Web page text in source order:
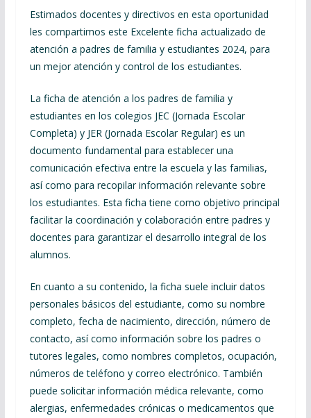
Estimados docentes y directivos en esta oportunidad
les compartimos este Excelente ficha actualizado de
atención a padres de familia y estudiantes 2024, para
un mejor atención y control de los estudiantes.
La ficha de atención a los padres de familia y
estudiantes en los colegios JEC (Jornada Escolar
Completa) y JER (Jornada Escolar Regular) es un
documento fundamental para establecer una
comunicación efectiva entre la escuela y las familias,
así como para recopilar información relevante sobre
los estudiantes. Esta ficha tiene como objetivo principal
facilitar la coordinación y colaboración entre padres y
docentes para garantizar el desarrollo integral de los
alumnos.
En cuanto a su contenido, la ficha suele incluir datos
personales básicos del estudiante, como su nombre
completo, fecha de nacimiento, dirección, número de
contacto, así como información sobre los padres o
tutores legales, como nombres completos, ocupación,
números de teléfono y correo electrónico. También
puede solicitar información médica relevante, como
alergias, enfermedades crónicas o medicamentos que